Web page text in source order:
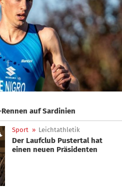
auf Sardinien
Sport » Leichtathletik
Der Laufclub Pustertal hat
einen neuen Präsidenten